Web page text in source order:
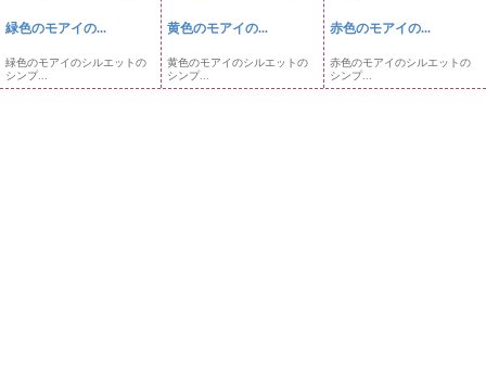
緑色のモアイの...
緑色のモアイのシルエットの
シンプ...
黄色のモアイの...
黄色のモアイのシルエットの
シンプ...
赤色のモアイの...
赤色のモアイのシルエットの
シンプ...